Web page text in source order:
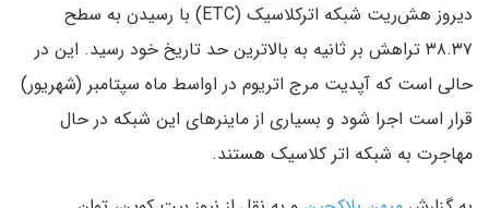
دیروز هش‌ریت شبکه اترکلاسیک (ETC) با رسیدن به سطح
۳۸.۳۷ تراهش بر ثانیه به بالاترین حد تاریخ خود رسید. این در
حالی است که آپدیت مرج اتریوم در اواسط ماه سپتامبر (شهریور)
قرار است اجرا شود و بسیاری از ماینرهای این شبکه در حال
مهاجرت به شبکه اتر کلاسیک هستند.